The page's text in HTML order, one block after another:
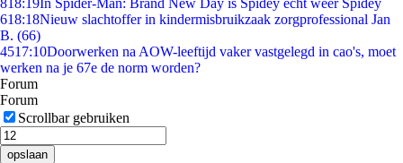
818:19In Spider-Man: Brand New Day is Spidey echt weer Spidey
618:18Nieuw slachtoffer in kindermisbruikzaak zorgprofessional Jan
B. (66)
4517:10Doorwerken na AOW-leeftijd vaker vastgelegd in cao's, moet
werken na je 67e de norm worden?
Forum
Forum
Scrollbar gebruiken
opslaan